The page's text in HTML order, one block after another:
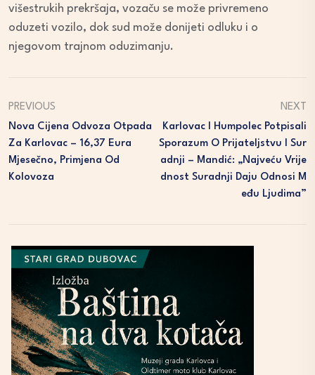
višestrukih prekršaja, vozaču se može privremeno
oduzeti vozilo, dok sud može donijeti odluku i o
njegovom trajnom oduzimanju.
PREVIOUS
Nova Cijena Odvoza Otpada
Za Karlovac – 16,37 Eura
Mjesečno, Primjena Od
Kolovoza
NEXT
Karlovac I Humpolec Potpisali
Sporazum O Prijateljstvu I Sur
Adnji – Mandić: „Najveću Vrije
Dnost Suradnji Daju Odnosi M
Eđu Ljudima”